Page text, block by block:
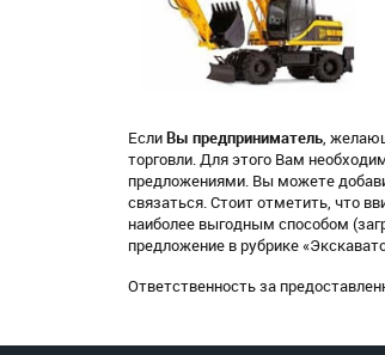
Если Вы предприниматель,
торговли. Для этого Вам
предложениями. Вы можете
связаться. Стоит отметить, что
наиболее выгодным способом
предложение в рубрике
Ответственность за